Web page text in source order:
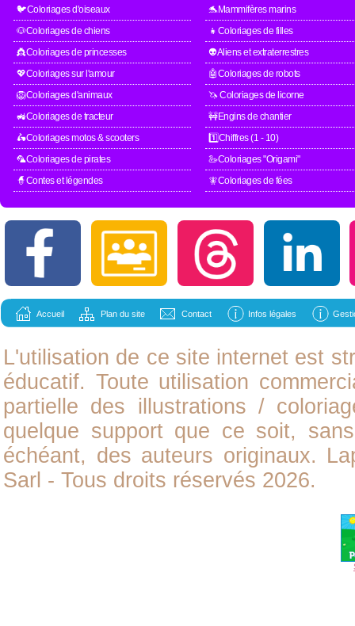
🐦Coloriages d'oiseaux
🐬Mammifères marins
🐶Coloriages de chiens
👧Coloriages de filles
👸Coloriages de princesses
👽Aliens et extraterrestres
💖Coloriages sur l'amour
🤖Coloriages de robots
🦁Coloriages d'animaux
🦄 Coloriages de licorne
🚜Coloriages de tracteur
🚧Engins de chantier
🛵Coloriages motos & scooters
1️⃣Chiffres (1 - 10)
🦜Coloriages de pirates
🦢Coloriages "Origami"
🧙Contes et légendes
🧚Coloriages de fées
Accueil Plan du site Contact Infos légales
L'utilisation de ce site internet est
éducatif. Toute utilisation
partielle des illustrations /
quelque support que ce soit,
échéant, des auteurs originaux.
Sarl - Tous droits réservés 2026.